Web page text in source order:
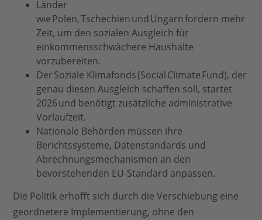
Länder
wie Polen, Tschechien und Ungarn fordern mehr
Zeit, um den sozialen Ausgleich für
einkommensschwächere Haushalte
vorzubereiten.
Der Soziale Klimafonds (Social Climate Fund), der
genau diesen Ausgleich schaffen soll, startet
2026 und benötigt zusätzliche administrative
Vorlaufzeit.
Nationale Behörden müssen ihre
Berichtssysteme, Datenstandards und
Abrechnungsmechanismen an den
bevorstehenden EU-Standard anpassen.
Die Politik erhofft sich durch die Verschiebung eine
geordnetere Implementierung, ohne den